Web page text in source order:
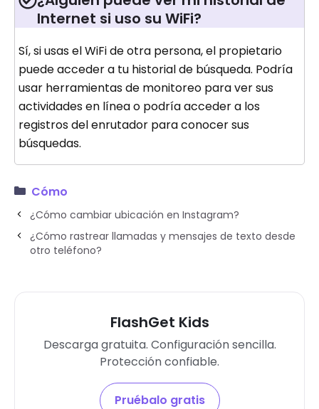
Internet si uso su WiFi?
Sí, si usas el WiFi de otra persona, el propietario
puede acceder a tu historial de búsqueda. Podría
usar herramientas de monitoreo para ver sus
actividades en línea o podría acceder a los
registros del enrutador para conocer sus
búsquedas.
Cómo
¿Cómo cambiar ubicación en Instagram?
¿Cómo rastrear llamadas y mensajes de texto desde
otro teléfono?
FlashGet Kids
Descarga gratuita. Configuración sencilla.
Protección confiable.
Pruébalo gratis